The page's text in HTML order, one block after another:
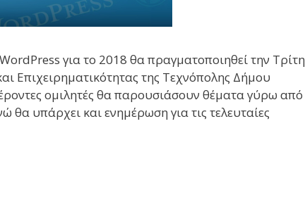
για το 2018 θα πραγματοποιηθεί την Τρίτη
Επιχειρηματικότητας της Τεχνόπολης Δήμου
ομιλητές θα παρουσιάσουν θέματα γύρω από
θα υπάρχει και ενημέρωση για τις τελευταίες